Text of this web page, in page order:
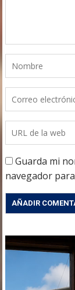
Guarda mi
navegador